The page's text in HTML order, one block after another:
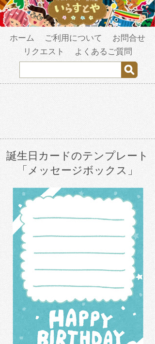
ホーム ご利用について
お問合せ
リクエスト
よくあるご質問
誕生日カードのテンプレート
「メッセージボックス」